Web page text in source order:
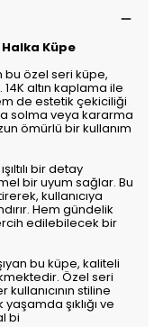
Halka Küpe
bu özel seri küpe,
altın kaplama ile
de estetik çekiciliği
solma veya kararma
ömürlü bir kullanım
bir detay
bir uyum sağlar. Bu
kullanıcıya
Hem gündelik
edilebilecek bir
bu küpe, kaliteli
Özel seri
stiline
şıklığı ve
bi